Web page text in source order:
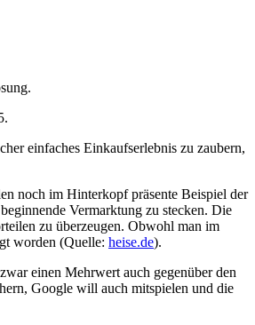
einfaches Einkaufserlebnis zu zaubern,
noch im Hinterkopf präsente Beispiel der
Vermarktung zu stecken. Die
zu überzeugen. Obwohl man im
worden (Quelle: heise.de).
einen Mehrwert auch gegenüber den
Google will auch mitspielen und die